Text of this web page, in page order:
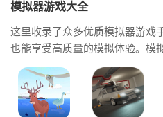
模拟器游戏大全
这里收录了众多优质模拟器游戏
也能享受高质量的模拟体验。模
供便捷的游戏下载与管理服务，
模拟器游戏推荐帮助大家轻松找
启属于自己的精彩模拟人生。